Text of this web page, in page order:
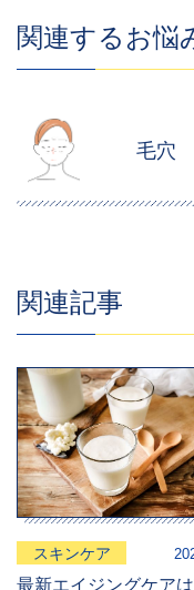
関連するお悩
毛穴
関連記事
スキンケア
最新エイジングケアは